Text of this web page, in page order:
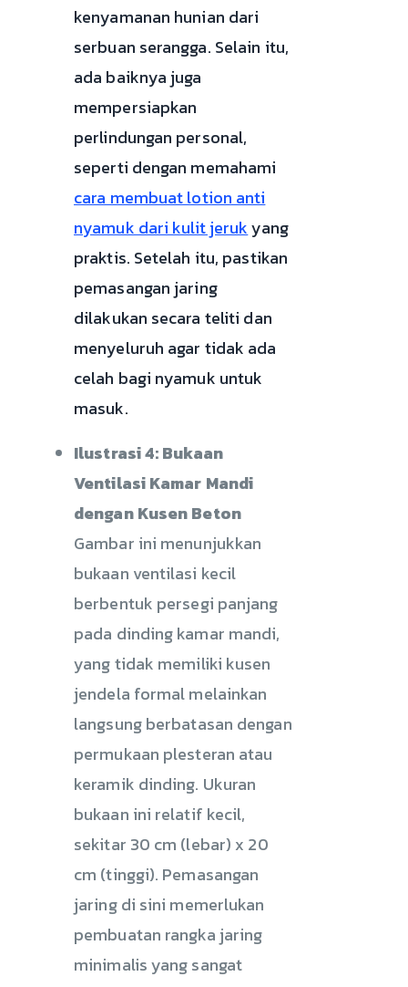
kenyamanan hunian dari
serbuan serangga. Selain itu,
ada baiknya juga
mempersiapkan
perlindungan personal,
seperti dengan memahami
cara membuat lotion anti
nyamuk dari kulit jerukyang
praktis. Setelah itu, pastikan
pemasangan jaring
dilakukan secara teliti dan
menyeluruh agar tidak ada
celah bagi nyamuk untuk
masuk.
Ilustrasi 4: Bukaan
Ventilasi Kamar Mandi
dengan Kusen Beton
Gambar ini menunjukkan
bukaan ventilasi kecil
berbentuk persegi panjang
pada dinding kamar mandi,
yang tidak memiliki kusen
jendela formal melainkan
langsung berbatasan dengan
permukaan plesteran atau
keramik dinding. Ukuran
bukaan ini relatif kecil,
sekitar 30 cm (lebar) x 20
cm (tinggi). Pemasangan
jaring di sini memerlukan
pembuatan rangka jaring
minimalis yang sangat